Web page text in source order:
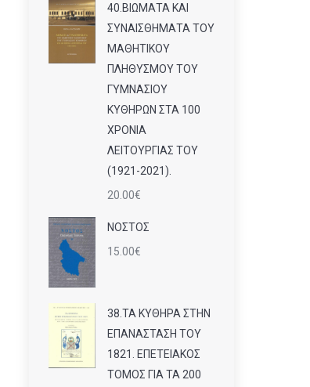
40.ΒΙΩΜΑΤΑ ΚΑΙ
ΣΥΝΑΙΣΘΗΜΑΤΑ ΤΟΥ
ΜΑΘΗΤΙΚΟΥ
ΠΛΗΘΥΣΜΟΥ ΤΟΥ
ΓΥΜΝΑΣΙΟΥ
ΚΥΘΗΡΩΝ ΣΤΑ 100
ΧΡΟΝΙΑ
ΛΕΙΤΟΥΡΓΙΑΣ ΤΟΥ
(1921-2021).
20.00€
ΝΟΣΤΟΣ
15.00€
38.ΤΑ ΚΥΘΗΡΑ ΣΤΗΝ
ΕΠΑΝΑΣΤΑΣΗ ΤΟΥ
1821. ΕΠΕΤΕΙΑΚΟΣ
ΤΟΜΟΣ ΓΙΑ ΤΑ 200